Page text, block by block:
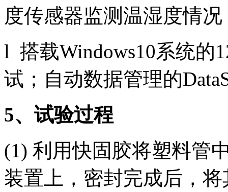
度传感器监测温湿度情
l 搭载Windows10系统的
试；自动数据管理的
5、试验过程
(1) 利用快固胶将塑料管
装置上，密封完成后，